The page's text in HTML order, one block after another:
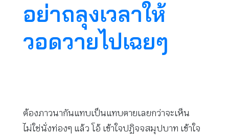
อย่าถลุงเวลาให้
วอดวายไปเฉยๆ
ต้องภาวนากันแทบเป็นแทบตายเลยกว่าจะเห็น
ไม่ใช่นั่งท่องๆ แล้ว โอ้ เข้าใจปฏิจจสมุปบาท เข้าใจ